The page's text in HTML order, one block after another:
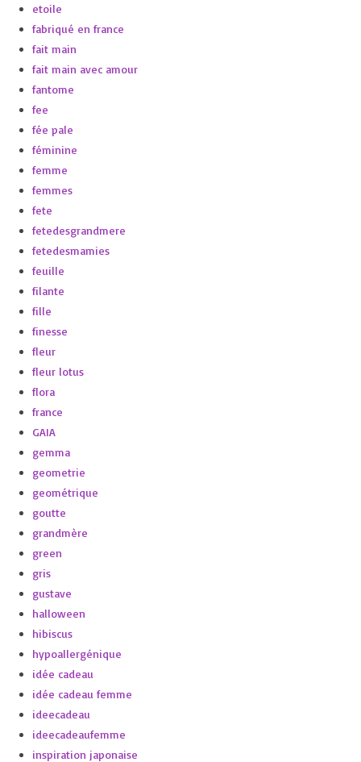
etoile
fabriqué en france
fait main
fait main avec amour
fantome
fee
fée pale
féminine
femme
femmes
fete
fetedesgrandmere
fetedesmamies
feuille
filante
fille
finesse
fleur
fleur lotus
flora
france
GAIA
gemma
geometrie
geométrique
goutte
grandmère
green
gris
gustave
halloween
hibiscus
hypoallergénique
idée cadeau
idée cadeau femme
ideecadeau
ideecadeaufemme
inspiration japonaise